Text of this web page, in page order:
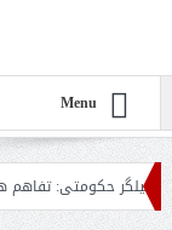
Menu
حکومتی: تفاهم هرمز